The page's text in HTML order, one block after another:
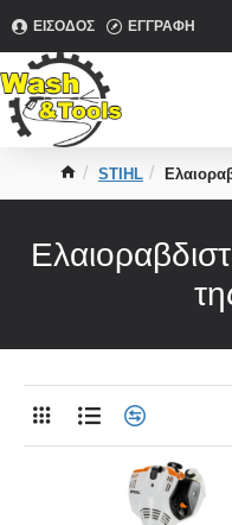
ΕΊΣΟΔΟΣ ΕΓΓΡΑΦΉ
STIHL